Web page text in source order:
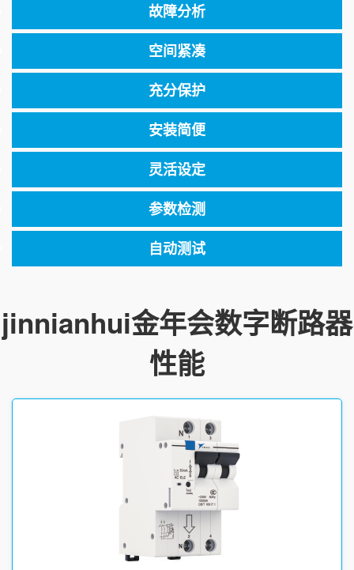
故障分析
空间紧凑
充分保护
安装简便
灵活设定
参数检测
自动测试
jinnianhui金年会数字断路器
性能